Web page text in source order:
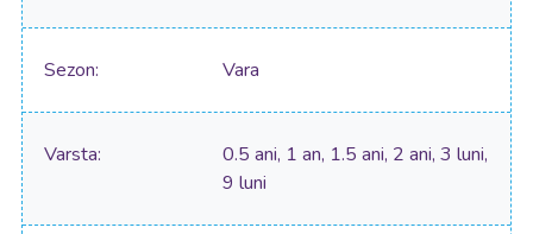
Sezon Vara
Varsta
0.5 ani, 1 an, 1.5 ani, 2 ani, 3 luni,
9 luni